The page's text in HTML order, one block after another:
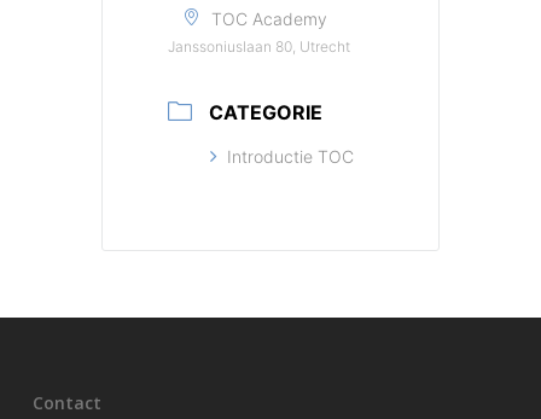
TOC Academy
Janssoniuslaan 80, Utrecht
CATEGORIE
Introductie TOC
Contact